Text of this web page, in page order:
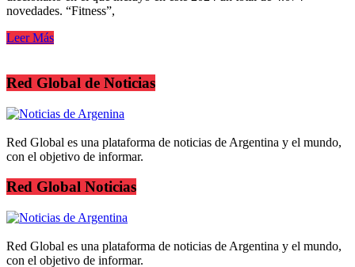
novedades. “Fitness”,
Leer Más
Red Global de Noticias
Red Global es una plataforma de noticias de Argentina y el mundo,
con el objetivo de informar.
Red Global Noticias
Red Global es una plataforma de noticias de Argentina y el mundo,
con el objetivo de informar.